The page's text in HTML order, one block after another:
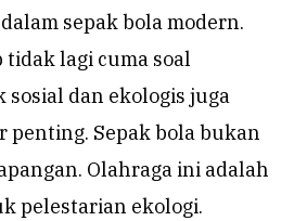
sepak bola modern.
lagi cuma soal
sosial dan ekologis juga
Sepak bola bukan
Olahraga ini adalah
pelestarian ekologi.